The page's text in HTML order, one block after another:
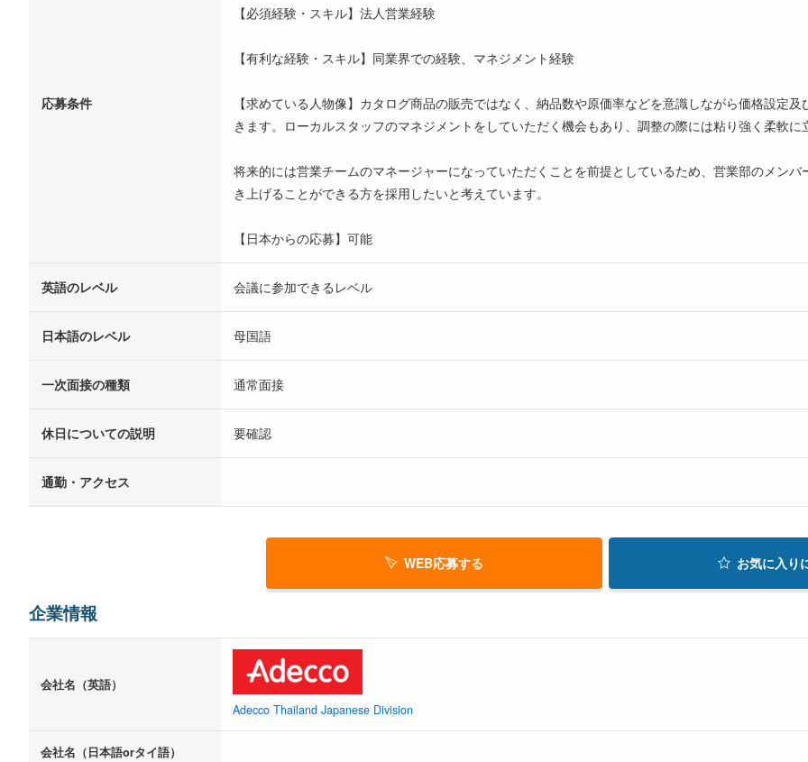
応募条件
【必須経験・スキル】法人営業経験
【有利な経験・スキル】同業界での経験、マネジメント経験
【求めている人物像】カタログ商品の販売ではなく、納品数や原価率などを意識しながら価格設定
きます。ローカルスタッフのマネジメントをしていただく機会もあり、調整の際には粘り強く柔軟
将来的には営業チームのマネージャーになっていただくことを前提としているため、営業部のメン
き上げることができる方を採用したいと考えています。
【日本からの応募】可能
英語のレベル 会議に参加できるレベル
日本語のレベル 母国語
一次面接の種類 通常面接
休日についての説明 要確認
通勤・アクセス
WEB応募する お気に入り
企業情報
会社名（英語）
Adecco Thailand Japanese Division
会社名（日本語orタイ語）